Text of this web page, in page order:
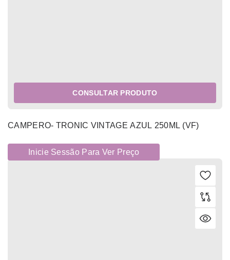
CONSULTAR PRODUTO
CAMPERO- TRONIC VINTAGE AZUL 250ML (VF)
Inicie Sessão Para Ver Preço